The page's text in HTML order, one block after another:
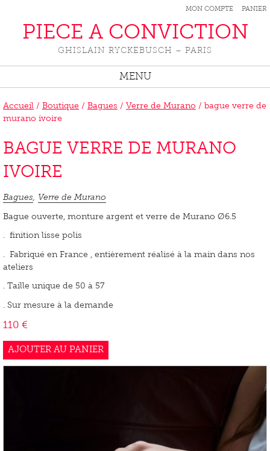
MON COMPTE PANIER
PIECE A CONVICTION
GHISLAIN RYCKEBUSCH – PARIS
MENU
Accueil / Boutique / Bagues / Verre de Murano / bague verre de
murano ivoire
BAGUE VERRE DE MURANO
IVOIRE
Bagues, Verre de Murano
Bague ouverte, monture argent et verre de Murano Ø6.5
. finition lisse polis
. Fabriqué en France , entièrement réalisé à la main dans nos
ateliers
. Taille unique de 50 à 57
. Sur mesure à la demande
110 €
AJOUTER AU PANIER